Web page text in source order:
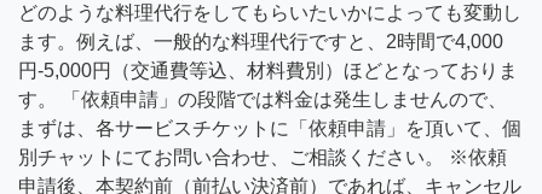
どのような料理代行をしてもらいたいかによっても変動し
ます。例えば、一般的な料理代行ですと、2時間で4,000
円-5,000円（交通費等込、材料費別）ほどとなっておりま
す。 「依頼申請」の段階では料金は発生しませんので、
まずは、各サービスチケットに「依頼申請」を頂いて、個
別チャットにてお問い合わせ、ご相談ください。 ※依頼
申請後、本契約前（前払い決済前）であれば、キャンセル